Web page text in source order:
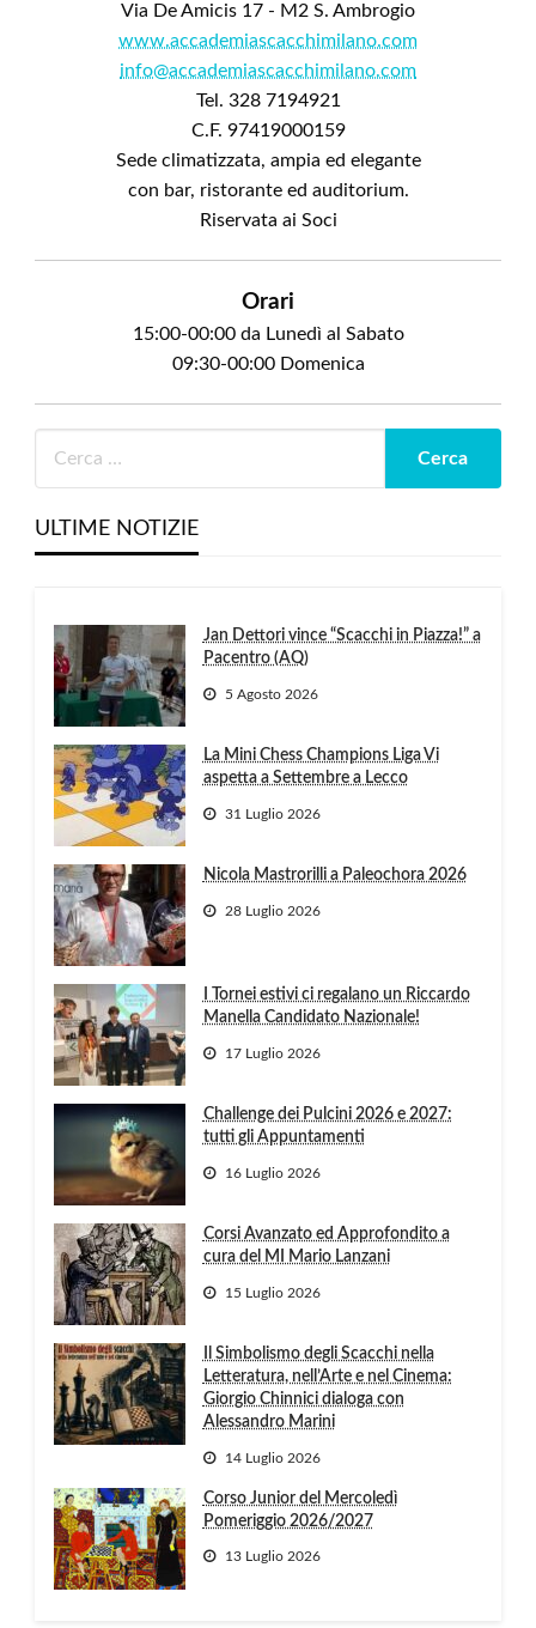
Via De Amicis 17 - M2 S. Ambrogio
www.accademiascacchimilano.com
info@accademiascacchimilano.com
Tel. 328 7194921
C.F. 97419000159
Sede climatizzata, ampia ed elegante
con bar, ristorante ed auditorium.
Riservata ai Soci
Orari
15:00-00:00 da Lunedì al Sabato
09:30-00:00 Domenica
ULTIME NOTIZIE
Jan Dettori vince “Scacchi in Piazza!” a
Pacentro (AQ)
5 Agosto 2026
La Mini Chess Champions Liga Vi
aspetta a Settembre a Lecco
31 Luglio 2026
Nicola Mastrorilli a Paleochora 2026
28 Luglio 2026
I Tornei estivi ci regalano un Riccardo
Manella Candidato Nazionale!
17 Luglio 2026
Challenge dei Pulcini 2026 e 2027:
tutti gli Appuntamenti
16 Luglio 2026
Corsi Avanzato ed Approfondito a
cura del MI Mario Lanzani
15 Luglio 2026
Il Simbolismo degli Scacchi nella
Letteratura, nell’Arte e nel Cinema:
Giorgio Chinnici dialoga con
Alessandro Marini
14 Luglio 2026
Corso Junior del Mercoledì
Pomeriggio 2026/2027
13 Luglio 2026